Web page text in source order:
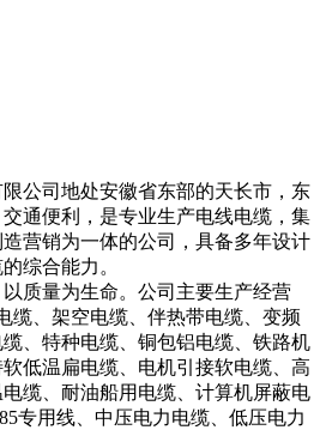
公司地处安徽省东部的天长市，东
通便利，是专业生产电线电缆，集
营销为一体的公司，具备多年设计
综合能力。
量为生命。公司主要生产经营
缆、架空电缆、伴热带电缆、变频
、特种电缆、铜包铝电缆、铁路机
低温扁电缆、电机引接软电缆、高
缆、耐油船用电缆、计算机屏蔽电
专用线、中压电力电缆、低压电力